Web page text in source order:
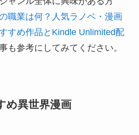
職業は何？人気ラノベ・漫画
すめ作品とKindle Unlimited配
も参考にしてみてください。
め異世界漫画